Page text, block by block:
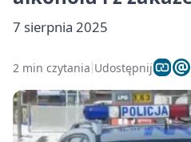
7 sierpnia 2025
2 min czytania Udostępnij